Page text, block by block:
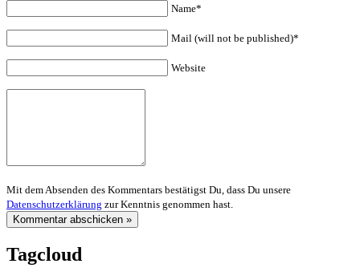
Name*
Mail (will not be published)*
Website
Mit dem Absenden des Kommentars bestätigst Du, dass Du unsere
Datenschutzerklärung zur Kenntnis genommen hast.
Tagcloud